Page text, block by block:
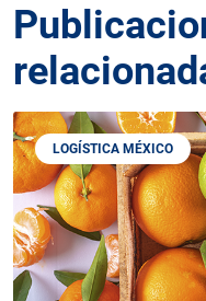
LOGÍSTICA MÉXICO